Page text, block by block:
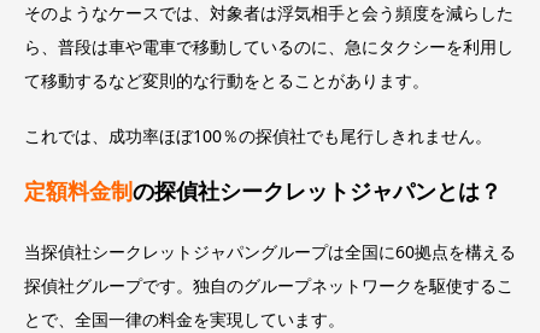
そのようなケースでは、対象者は浮気相手と会う頻度を減らした
ら、普段は車や電車で移動しているのに、急にタクシーを利用し
て移動するなど変則的な行動をとることがあります。
これでは、成功率ほぼ100％の探偵社でも尾行しきれません。
定額料金制の探偵社シークレットジャパンとは？
当探偵社シークレットジャパングループは全国に60拠点を構える
探偵社グループです。独自のグループネットワークを駆使するこ
とで、全国一律の料金を実現しています。